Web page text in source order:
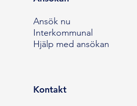
Ansök nu
Interkommunal
Hjälp med ansökan
Kontakt